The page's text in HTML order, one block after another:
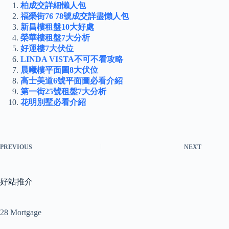
柏成交詳細懶人包
福榮街76 78號成交詳盡懶人包
新昌樓租盤10大好處
榮華樓租盤7大分析
好運樓7大伏位
LINDA VISTA不可不看攻略
晨曦樓平面圖8大伏位
高士美道6號平面圖必看介紹
第一街25號租盤7大分析
花明別墅必看介紹
PREVIOUS NEXT
好站推介
28 Mortgage